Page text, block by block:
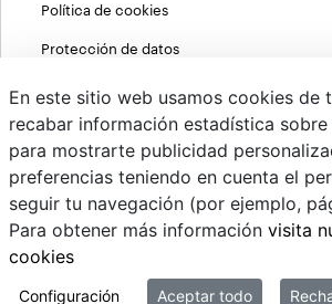
Política de cookies
Protección de datos
Política de privacidad web
MIFID
PSD2
Cambio de divisas
Sistema interno de información
En este sitio web usamos cookies de
recabar información estadística
para mostrarte publicidad
preferencias teniendo en cuenta el
seguir tu navegación (por ejemplo,
Para obtener más información visita
cookies
Configuración Aceptar todo